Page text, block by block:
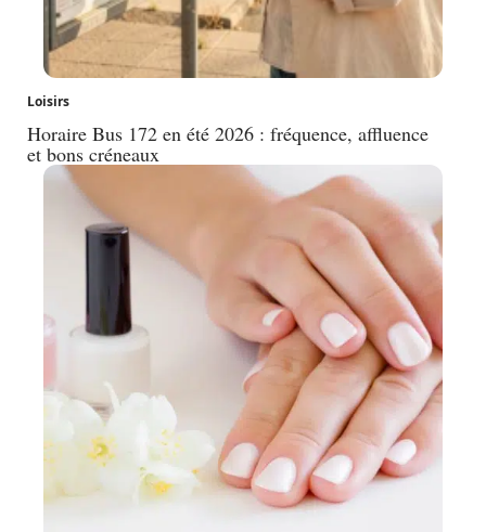
Loisirs
Horaire Bus 172 en été 2026 : fréquence, affluence
et bons créneaux